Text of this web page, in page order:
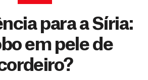
para a Síria:
em pele de